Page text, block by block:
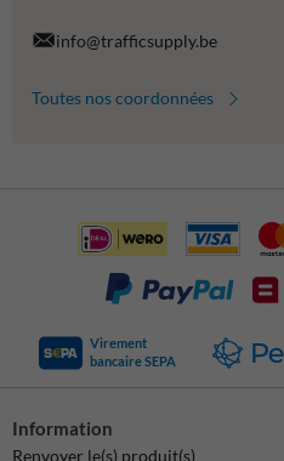
info@trafficsupply.be
Toutes nos coordonnées
Virement
bancaire SEPA
Information
Renvoyer le(s) produit(s)